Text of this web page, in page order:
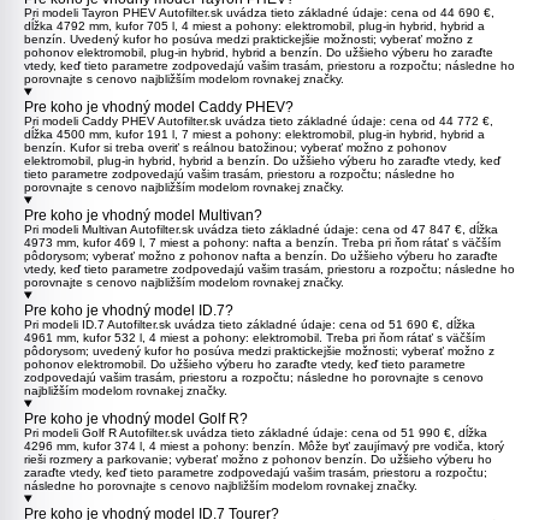
Pri modeli Tayron PHEVAutofilter.sk uvádza tieto základné údaje: cena od 44 690 €,
dĺžka 4792 mm, kufor 705 l, 4 miest a pohony: elektromobil, plug-in hybrid, hybrid a
benzín. Uvedený kufor ho posúva medzi praktickejšie možnosti; vyberať možno z
pohonov elektromobil, plug-in hybrid, hybrid a benzín. Do užšieho výberu ho zaraďte
vtedy, keď tieto parametre zodpovedajú vašim trasám, priestoru a rozpočtu; následne ho
porovnajte s cenovo najbližším modelom rovnakej značky.
Pre koho je vhodný model Caddy PHEV?
Pri modeli Caddy PHEVAutofilter.sk uvádza tieto základné údaje: cena od 44 772 €,
dĺžka 4500 mm, kufor 191 l, 7 miest a pohony: elektromobil, plug-in hybrid, hybrid a
benzín. Kufor si treba overiť s reálnou batožinou; vyberať možno z pohonov
elektromobil, plug-in hybrid, hybrid a benzín. Do užšieho výberu ho zaraďte vtedy, keď
tieto parametre zodpovedajú vašim trasám, priestoru a rozpočtu; následne ho
porovnajte s cenovo najbližším modelom rovnakej značky.
Pre koho je vhodný model Multivan?
Pri modeli Multivan Autofilter.sk uvádza tieto základné údaje: cena od 47 847 €, dĺžka
4973 mm, kufor 469 l, 7 miest a pohony: nafta a benzín. Treba pri ňom rátať s väčším
pôdorysom; vyberať možno z pohonov nafta a benzín. Do užšieho výberu ho zaraďte
vtedy, keď tieto parametre zodpovedajú vašim trasám, priestoru a rozpočtu; následne ho
porovnajte s cenovo najbližším modelom rovnakej značky.
Pre koho je vhodný model ID.7?
Pri modeli ID.7 Autofilter.sk uvádza tieto základné údaje: cena od 51 690 €, dĺžka
4961 mm, kufor 532 l, 4 miest a pohony: elektromobil. Treba pri ňom rátať s väčším
pôdorysom; uvedený kufor ho posúva medzi praktickejšie možnosti; vyberať možno z
pohonov elektromobil. Do užšieho výberu ho zaraďte vtedy, keď tieto parametre
zodpovedajú vašim trasám, priestoru a rozpočtu; následne ho porovnajte s cenovo
najbližším modelom rovnakej značky.
Pre koho je vhodný model Golf R?
Pri modeli Golf RAutofilter.sk uvádza tieto základné údaje: cena od 51 990 €, dĺžka
4296 mm, kufor 374 l, 4 miest a pohony: benzín. Môže byť zaujímavý pre vodiča, ktorý
rieši rozmery a parkovanie; vyberať možno z pohonov benzín. Do užšieho výberu ho
zaraďte vtedy, keď tieto parametre zodpovedajú vašim trasám, priestoru a rozpočtu;
následne ho porovnajte s cenovo najbližším modelom rovnakej značky.
Pre koho je vhodný model ID.7 Tourer?